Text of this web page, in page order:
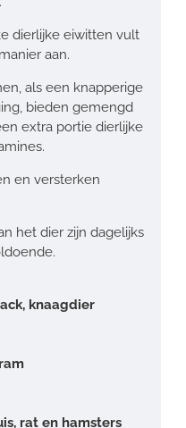
dierlijke eiwitten vult
aan.
als een knapperige
bieden gemengd
extra portie dierlijke
en versterken
het dier zijn dagelijks
knaagdier
rat en hamsters